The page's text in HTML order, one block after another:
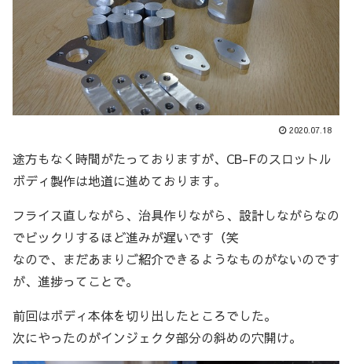
2020.07.18
途方もなく時間がたっておりますが、CB-Fのスロットル
ボディ製作は地道に進めております。
フライス直しながら、治具作りながら、設計しながらなの
でビックリするほど進みが遅いです（笑
なので、まだあまりご紹介できるようなものがないのです
が、進捗ってことで。
前回はボディ本体を切り出したところでした。
次にやったのがインジェクタ部分の斜めの穴開け。